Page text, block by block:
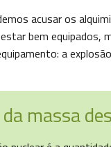
acusar os
bem equipados,
a
massa